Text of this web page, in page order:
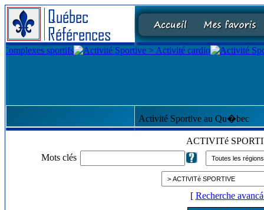
Activité Sportive au Qu�bec
ACTIVITé
Mots clés
[ Recherche